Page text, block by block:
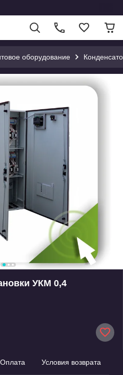
оборудование
УКМ 0,4
Оплата Условия возврата